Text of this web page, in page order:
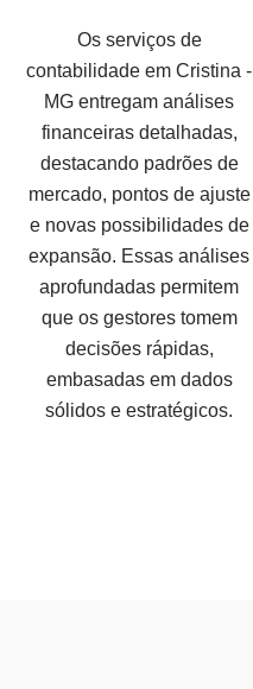
Os serviços de
contabilidade em Cristina -
MG entregam análises
financeiras detalhadas,
destacando padrões de
mercado, pontos de ajuste
e novas possibilidades de
expansão. Essas análises
aprofundadas permitem
que os gestores tomem
decisões rápidas,
embasadas em dados
sólidos e estratégicos.